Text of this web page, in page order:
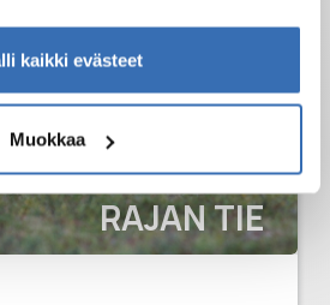
kaikki evästeet
Muokkaa
– RUNON JA
RAJAN TIE